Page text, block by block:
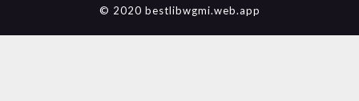
© 2020 bestlibwgmi.web.app